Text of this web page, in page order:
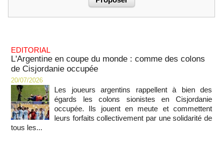
EDITORIAL
L'Argentine en coupe du monde : comme des colons
de Cisjordanie occupée
20/07/2026
Les joueurs argentins rappellent à bien des
égards les colons sionistes en Cisjordanie
occupée. Ils jouent en meute et commettent
leurs forfaits collectivement par une solidarité de
tous les...